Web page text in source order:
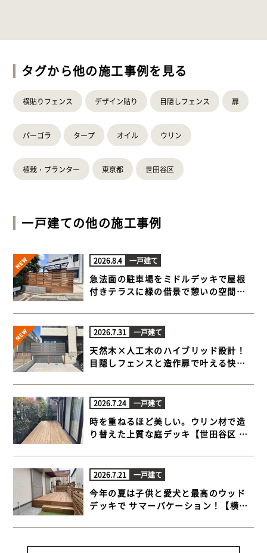
タグから他の施工事例を見る
横貼りフェンス デザイン貼り 目隠しフェンス 扉
パーゴラ タープ オイル ウリン
植栽・プランター 東京都 世田谷区
一戸建ての他の施工事例
2026.8.4 一戸建て
急法面の駐車場をミドルデッキで屋根
付きテラスに緑の借景で憩いの空間が
デッキ】
2026.7.31 一戸建て
天然木×人工木のハイブリッド設計！
目隠しフェンスと造作扉で叶える快適
ドデッキ】
2026.7.24 一戸建て
時を重ねるほど美しい。ウリン材で造
り替えた上質な庭デッキ【世田谷区 一
2026.7.21 一戸建て
今年の夏は子供と愛犬と最高のウッド
デッキで サマーバケーション！【横浜